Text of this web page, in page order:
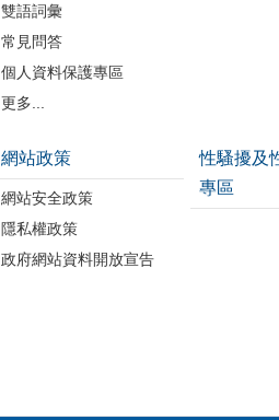
雙語詞彙
常見問答
個人資料保護專區
更多...
網站政策
網站安全政策
隱私權政策
政府網站資料開放宣告
性騷擾及
專區